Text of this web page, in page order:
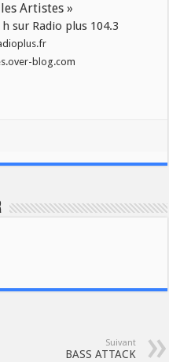
les Artistes »
sur Radio plus 104.3
blog.com
Suivant
BASS ATTACK